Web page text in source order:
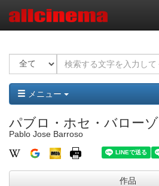
メニュー
パブロ・ホセ・バローゾ
Pablo Jose Barroso
作品